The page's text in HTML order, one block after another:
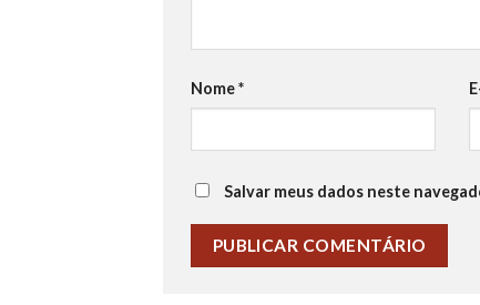
Nome*
Salvar meus dados neste